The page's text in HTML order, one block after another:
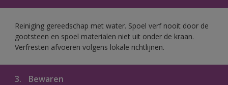
Reiniging gereedschap met water. Spoel verf nooit door de
gootsteen en spoel materialen niet uit onder de kraan.
Verfresten afvoeren volgens lokale richtlijnen.
3. Bewaren